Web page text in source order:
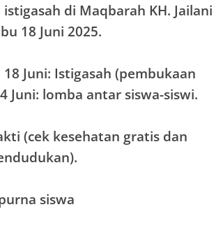
di Maqbarah KH. Jailani
18 Juni 2025.
Juni: Istigasah (pembukaan
Juni: lomba antar siswa-siswi.
(cek kesehatan gratis dan
siswa